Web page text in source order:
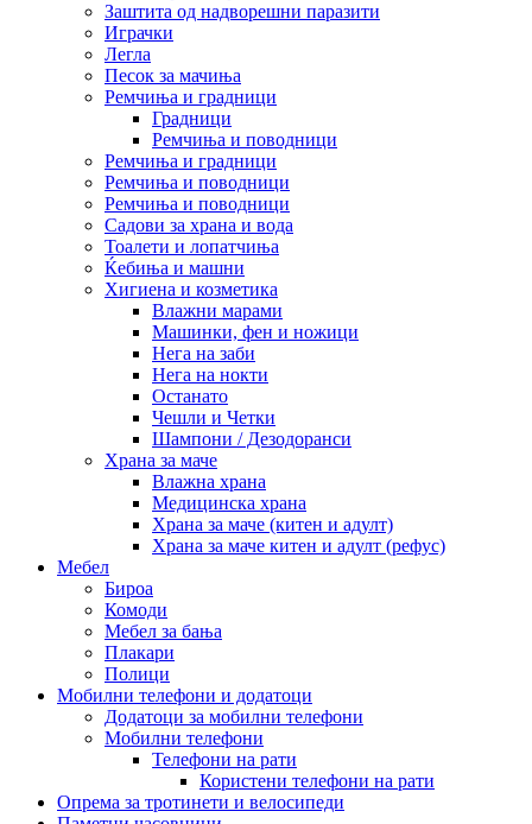
Заштита од надворешни паразити
Играчки
Легла
Песок за мачиња
Ремчиња и градници
Градници
Ремчиња и поводници
Ремчиња и градници
Ремчиња и поводници
Ремчиња и поводници
Садови за храна и вода
Тоалети и лопатчиња
Ќебиња и машни
Хигиена и козметика
Влажни марами
Машинки, фен и ножици
Нега на заби
Нега на нокти
Останато
Чешли и Четки
Шампони / Дезодоранси
Храна за маче
Влажна храна
Медицинска храна
Храна за маче (китен и адулт)
Храна за маче китен и адулт (рефус)
Мебел
Бироа
Комоди
Мебел за бања
Плакари
Полици
Мобилни телефони и додатоци
Додатоци за мобилни телефони
Мобилни телефони
Телефони на рати
Користени телефони на рати
Опрема за тротинети и велосипеди